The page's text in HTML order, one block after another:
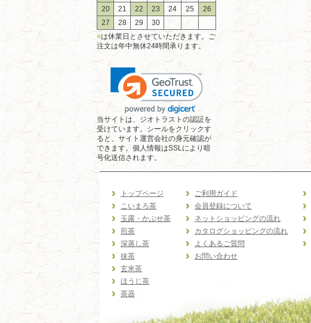
20
21 22 23 24 25
26
27
28 29
30
■は休業日とさせていただきます。ご
注文は年中無休24時間承ります。
当サイトは、ジオトラストの認証を
受けています。シールをクリックす
ると、サイト運営会社の身元確認が
できます。個人情報はSSLにより暗
号化送信されます。
トップページ
こいまろ茶
玉露・かぶせ茶
煎茶
深蒸し茶
抹茶
玄米茶
ほうじ茶
茶器
ご利用ガイド
会員登録について
ネットショッピングの流れ
カタログショッピングの流れ
よくあるご質問
お問い合わせ